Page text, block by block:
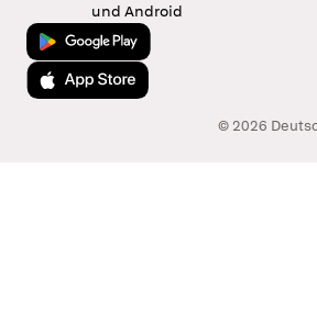
und Android
Jetzt bei Google Play
Laden im App Store
© 2026